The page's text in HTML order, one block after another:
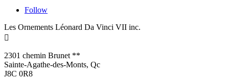
Follow
Les Ornements Léonard Da Vinci VII inc.

2301 chemin Brunet **
Sainte-Agathe-des-Monts, Qc
J8C 0R8